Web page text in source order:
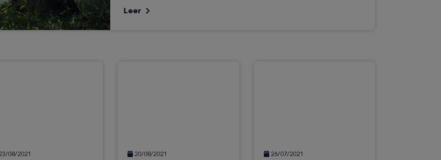
Leer
08/2021 20/08/2021 26/07/2021